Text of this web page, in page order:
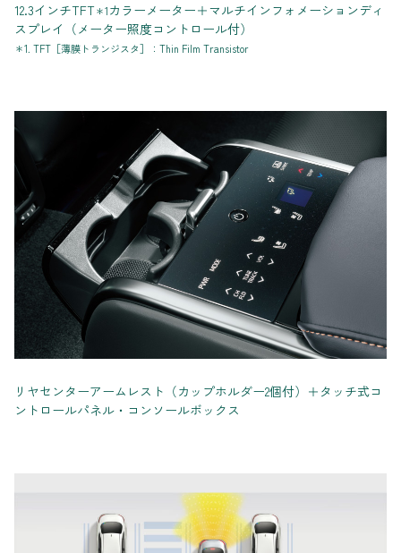
12.3インチTFT＊1カラーメーター＋マルチインフォメーションディ
スプレイ（メーター照度コントロール付）
＊1. TFT［薄膜トランジスタ］：Thin Film Transistor
リヤセンターアームレスト（カップホルダー2個付）＋タッチ式コ
ントロールパネル・コンソールボックス